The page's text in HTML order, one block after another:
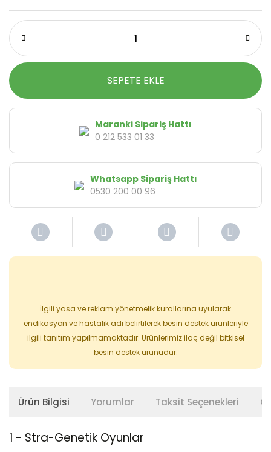
SEPETE EKLE
Maranki Sipariş Hattı
0 212 533 01 33
Whatsapp Sipariş Hattı
0530 200 00 96
İlgili yasa ve reklam yönetmelik kurallarına uyularak
endikasyon ve hastalık adı belirtilerek besin destek ürünleriyle
ilgili tanıtım yapılmamaktadır. Ürünlerimiz ilaç değil bitkisel
besin destek ürünüdür.
Ürün Bilgisi Yorumlar Taksit Seçenekleri
1 - Stra-Genetik Oyunlar